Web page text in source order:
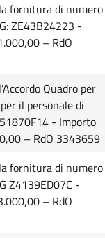
fornitura di numero
ZE43B24223 -
– RdO
Quadro per
il personale di
- Importo
– RdO 3343659
fornitura di numero
Z4139ED07C -
– RdO